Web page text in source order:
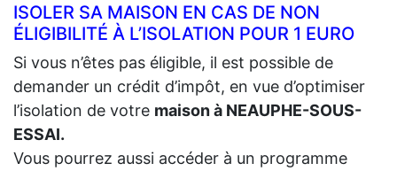
ISOLER SA MAISON EN CAS DE NON
ÉLIGIBILITÉ À L’ISOLATION POUR 1 EURO
Si vous n’êtes pas éligible, il est possible de
demander un crédit d’impôt, en vue d’optimiser
l’isolation de votre maison à NEAUPHE-SOUS-
ESSAI.
Vous pourrez aussi accéder à un programme